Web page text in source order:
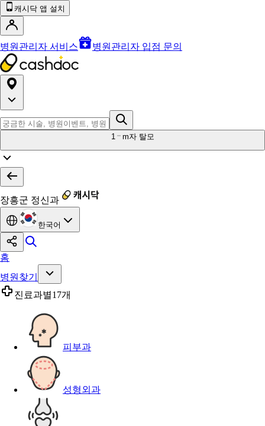
캐시닥 앱 설치
병원관리자 서비스 병원관리자 입점 문의
1 m자 탈모
장흥군 정신과
한국어
홈
병원찾기
진료과별17개
피부과
성형외과